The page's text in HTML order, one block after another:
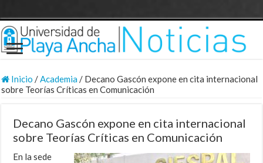
Inicio /Academia/ Decano Gascón expone en cita internacional
sobre Teorías Críticas en Comunicación
Decano Gascón expone en cita internacional
sobre Teorías Críticas en Comunicación
En la sede